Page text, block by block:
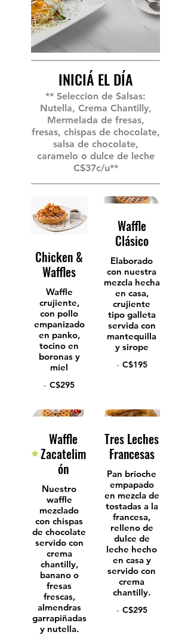
INICIÁ EL DÍA
** Seleccion de Salsas:
Nutella, Crema Chantilly,
Mermelada de fresas,
fresas, chispas de chocolate,
salsa de chocolate,
caramelo o dulce de leche
C$37c/u**
Chicken &
Waffles
Waffle
crujiente,
con pollo
empanizado
en panko,
tocino en
boronas y
miel
- C$295
Waffle
Clásico
Elaborado
con nuestra
mezcla hecha
en casa,
crujiente
tipo galleta
servida con
mantequilla
y sirope
- C$195
Waffle
Zacatelim
ón
Nuestro
waffle
mezclado
con chispas
de chocolate
servido con
crema
chantilly,
banano o
fresas
frescas,
almendras
garrapiñadas
y nutella.
Tres Leches
Francesas
Pan brioche
empapado
en mezcla de
tostadas a la
francesa,
relleno de
dulce de
leche hecho
en casa y
servido con
crema
chantilly.
- C$295